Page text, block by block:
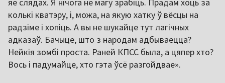
яе слядах. Я нічога не магу зрабіць. Прадам хоць за
колькі кватэру, і, можа, на якую хатку ў вёсцы на
радзіме і хопіць. А вы не шукайце тут лагічных
адказаў. Бачыце, што з народам адбываецца?
Нейкія зомбі проста. Раней КПСС была, а цяпер хто?
Вось і падумайце, хто гэта ўсё разгойдвае».